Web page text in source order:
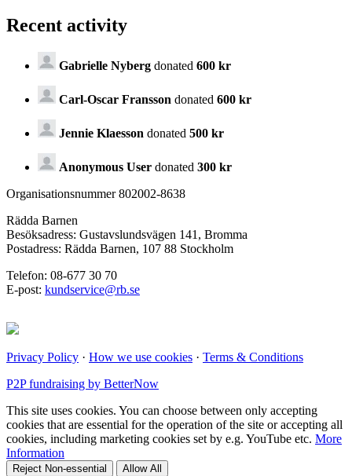
Recent activity
Gabrielle Nyberg donated 600 kr
Carl-Oscar Fransson donated 600 kr
Jennie Klaesson donated 500 kr
Anonymous User donated 300 kr
Organisationsnummer 802002-8638
Rädda Barnen
Besöksadress: Gustavslundsvägen 141, Bromma
Postadress: Rädda Barnen, 107 88 Stockholm
Telefon: 08-677 30 70
E-post: kundservice@rb.se
Privacy Policy · How we use cookies · Terms & Conditions
P2P fundraising by BetterNow
This site uses cookies. You can choose between only accepting
cookies that are essential for the operation of the site or accepting all
cookies, including marketing cookies set by e.g. YouTube etc. More
Information
Reject Non-essential Allow All